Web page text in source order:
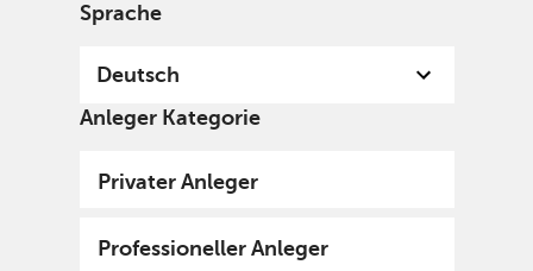
Sprache
Deutsch
Anleger Kategorie
Privater Anleger
Professioneller Anleger